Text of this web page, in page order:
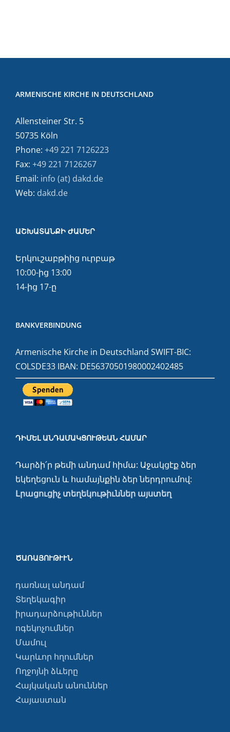
ARMENISCHE KIRCHE IN DEUTSCHLAND
Allensteiner Str. 5
50735 Köln
Phone: +49 221 7126223
Fax: +49 221 7126267
Email: info (at) dakd.de
Web: dakd.de
ԱՇԽԱՏԱՆՔԻ ԺԱՄԵՐ
Երկուշաբթիից ուրբաթ
10:00-ից 13:00
14-ից 17-ը
BANKVERBINDUNG
Armenische Kirche in Deutschland SWIFT-BIC:
COLSDE33 IBAN: DE56370501980002402485
ԴԻՄԵԼ ԱՆԴԱՄԱԿՑՈՒԹԵԱՆ ՀԱՄԱՐ
Դարձի՛ր թեմի անդամ հիմա: Աջակցէք ձեր
եկեղեցուն և համայնքին ձեր ներդրումով:
Լրացուցիչ տեղեկութիւններ այստեղ
ԾԱՌԱՅՈՒԹՒՒՆ
դառնալ անդամ
Տեղեկագիր
իրադարձութիւններ
ոգեկոչումներ
Մամուլ
Կարևոր հղումներ
Ողջոյնի ձևերը
Հայկական անուններ
Հայաստան